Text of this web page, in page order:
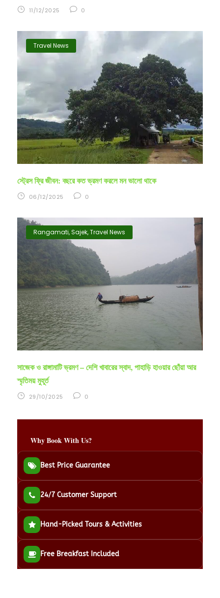
11/12/2025 0
Travel News
স্ট্রেস ফ্রি জীবন: বছরে কত ভ্রমণ করলে মন ভালো থাকে
06/12/2025 0
Rangamati,Sajek,Travel News
সাজেক ও রাঙ্গামাটি ভ্রমণ – দেশি খাবারের স্বাদ, পাহাড়ি হাওয়ার ছোঁয়া আর
স্মৃতিময় মুহূর্ত
29/10/2025 0
Why Book With Us?
Best Price Guarantee
24/7 Customer Support
Hand-Picked Tours & Activities
Free Breakfast Included